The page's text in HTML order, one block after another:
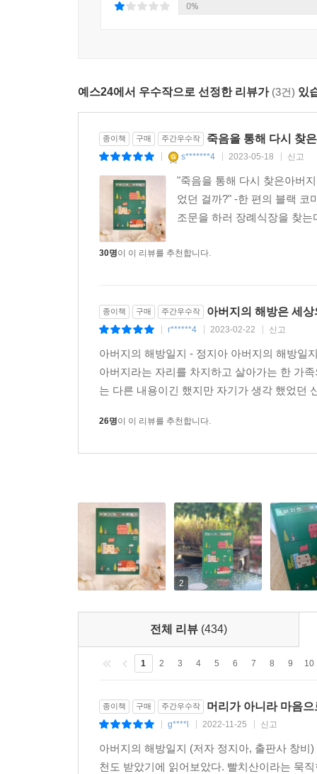
아버지께 바칩니다.
0%
예스24에서 우수작으로 선정한 리뷰가 (3건) 있
종이책 구매 주간우수작 죽음을 통해 다시 찾
s*******4 2023-05-18 신고
"죽음을 통해 다시 찾은아버
었던 걸까?" -한 편의 블랙 코
조문을 하러 장례식장을 찾
30명이 이 리뷰를 추천합니다.
종이책 구매 주간우수작 아버지의 해방은 세
r******4 2023-02-22 신고
아버지의 해방일지 - 정지아 아버지의 해방일
아버지라는 자리를 차지하고 살아가는 한 가
는 다른 내용이긴 했지만 자기가 생각 했었던
26명이 이 리뷰를 추천합니다.
2
전체 리뷰 (434)
1 2 3 4 5 6 7 8 9 10
종이책 구매 주간우수작 머리가 아니라 마음
g****l 2022-11-25 신고
아버지의 해방일지 (저자 정지아, 출판사 창비
천도 받았기에 읽어보았다. 빨치산이라는 묵